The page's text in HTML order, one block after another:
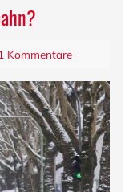
Kommentare